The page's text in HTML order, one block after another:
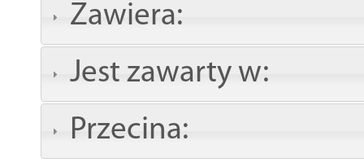
Zawiera:
Jest zawarty w:
Przecina: